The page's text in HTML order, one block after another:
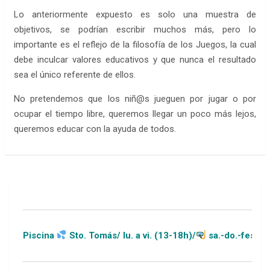
Lo anteriormente expuesto es solo una muestra de
objetivos, se podrían escribir muchos más, pero lo
importante es el reflejo de la filosofía de los Juegos, la cual
debe inculcar valores educativos y que nunca el resultado
sea el único referente de ellos.
No pretendemos que los niñ@s jueguen por jugar o por
ocupar el tiempo libre, queremos llegar un poco más lejos,
queremos educar con la ayuda de todos.
Sto. Tomás/ lu. a vi. (13-18h)/ sa.-do.-festivos